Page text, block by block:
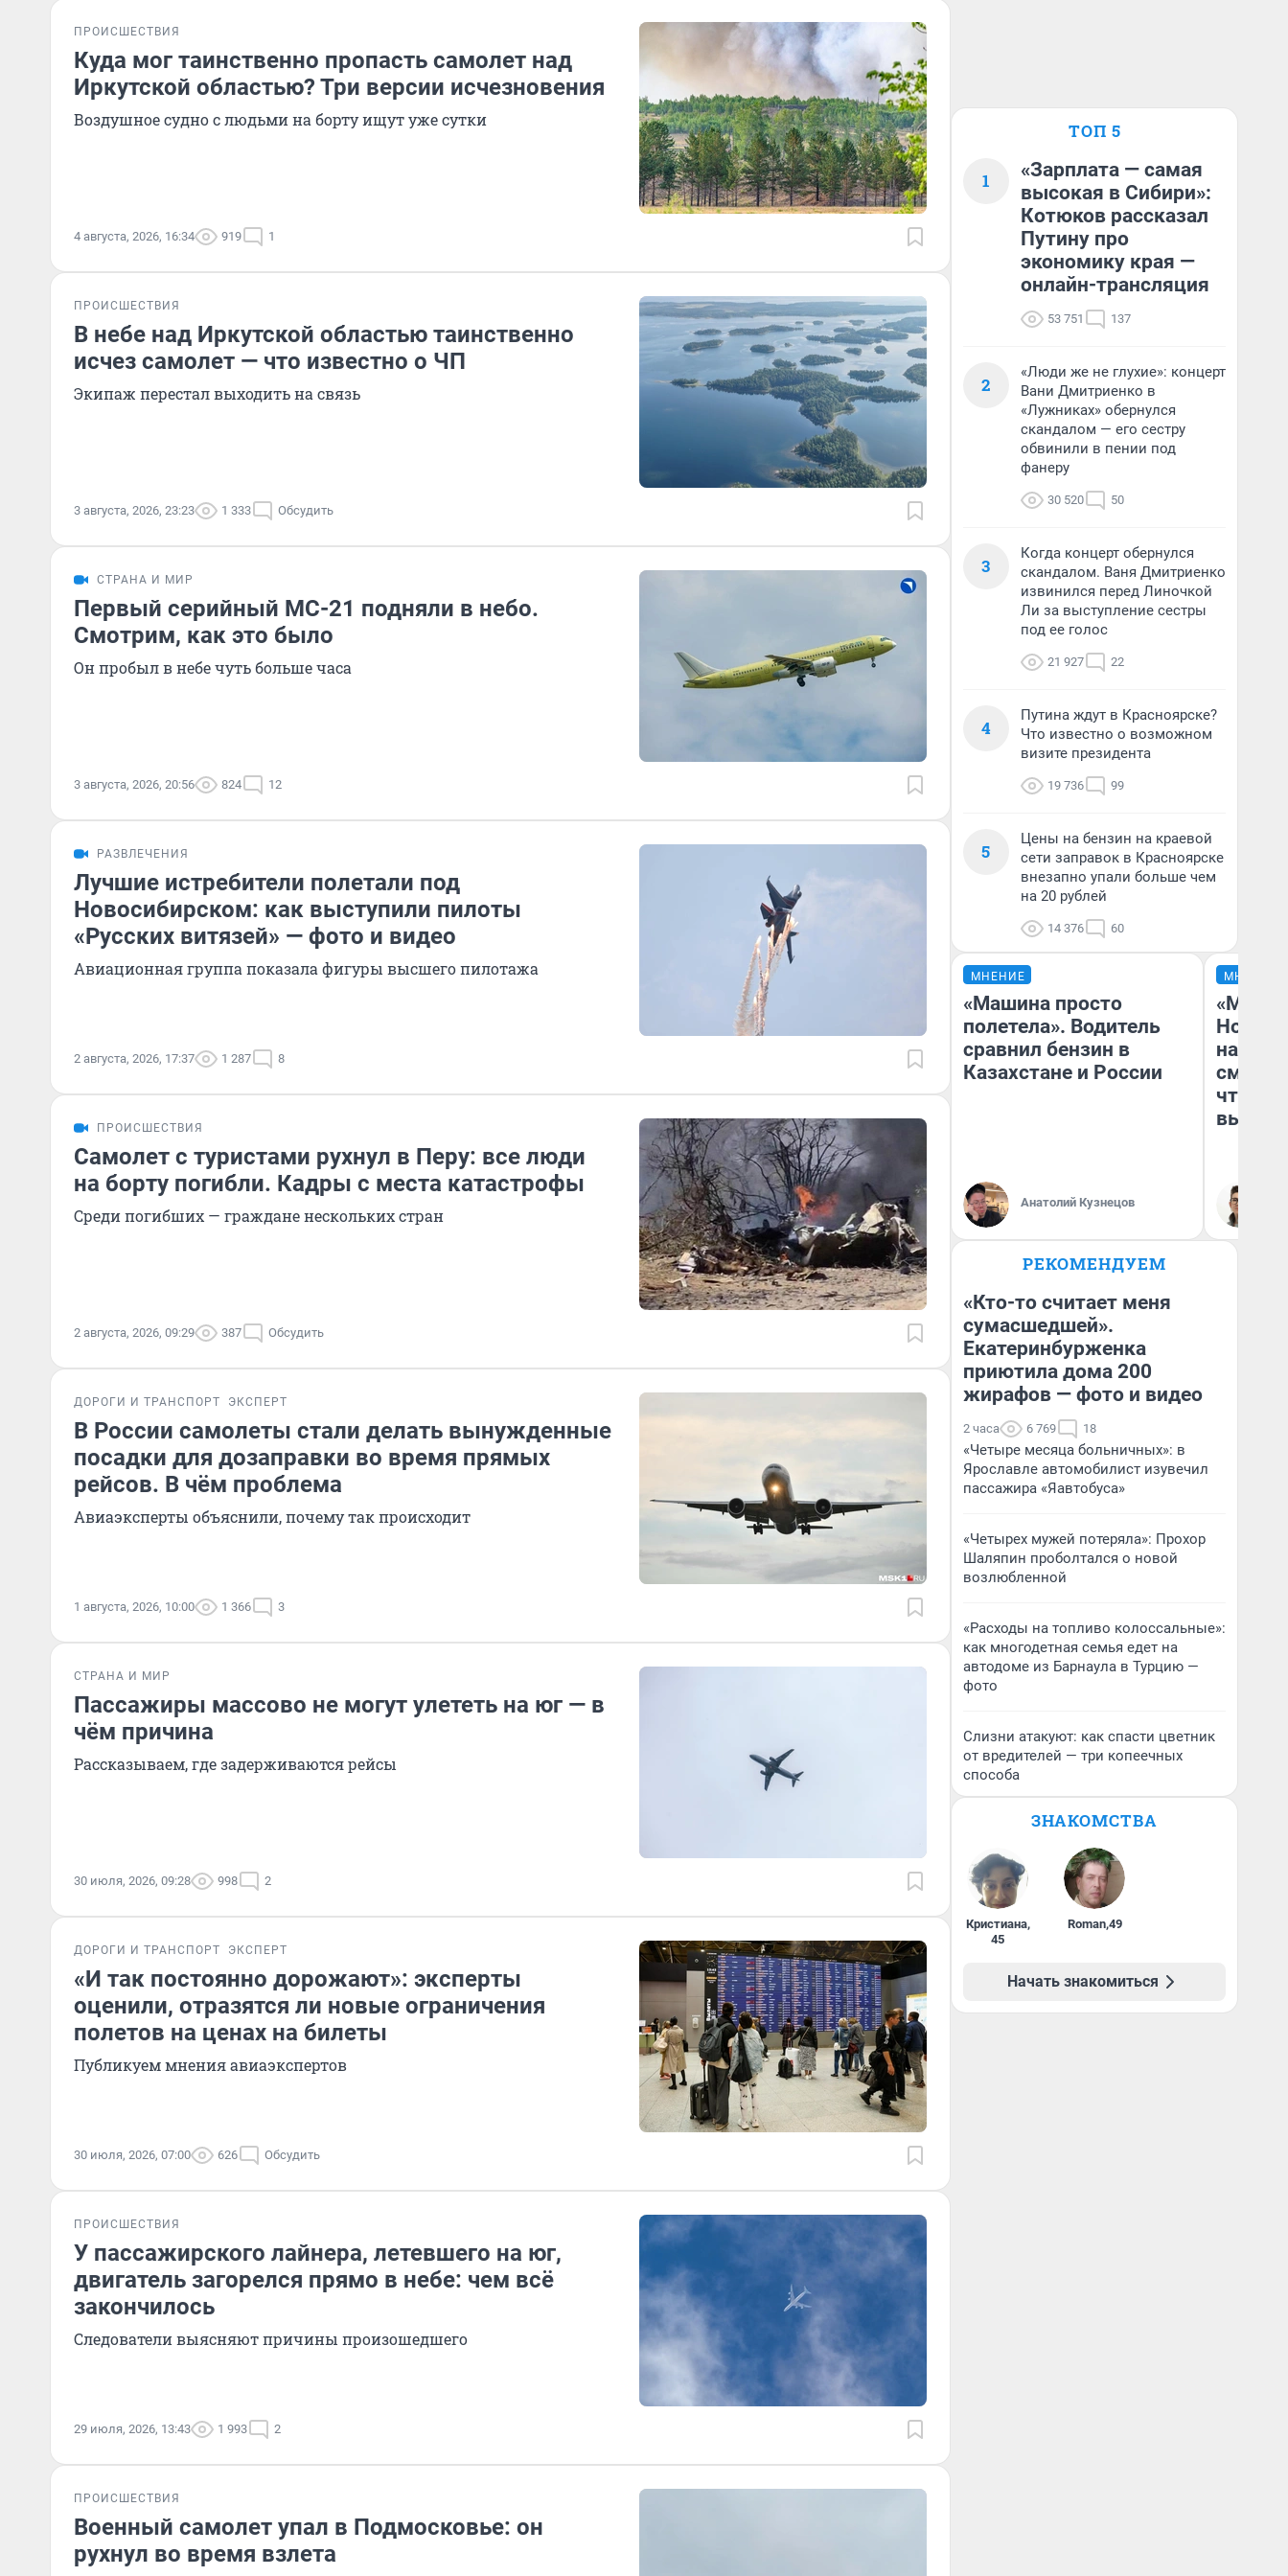
ПРОИСШЕСТВИЯ
Куда мог таинственно пропасть самолет над
Иркутской областью? Три версии исчезновения
Воздушное судно с людьми на борту ищут уже сутки
4 августа, 2026, 16:34 919 1
ПРОИСШЕСТВИЯ
В небе над Иркутской областью таинственно
исчез самолет — что известно о ЧП
Экипаж перестал выходить на связь
3 августа, 2026, 23:23 1 333 Обсудить
СТРАНА И МИР
Первый серийный МС-21 подняли в небо.
Смотрим, как это было
Он пробыл в небе чуть больше часа
3 августа, 2026, 20:56 824 12
РАЗВЛЕЧЕНИЯ
Лучшие истребители полетали под
Новосибирском: как выступили пилоты
«Русских витязей» — фото и видео
Авиационная группа показала фигуры высшего пилотажа
2 августа, 2026, 17:37 1 287 8
ПРОИСШЕСТВИЯ
Самолет с туристами рухнул в Перу: все люди
на борту погибли. Кадры с места катастрофы
Среди погибших — граждане нескольких стран
2 августа, 2026, 09:29 387 Обсудить
ДОРОГИ И ТРАНСПОРТ ЭКСПЕРТ
В России самолеты стали делать вынужденные
посадки для дозаправки во время прямых
рейсов. В чём проблема
Авиаэксперты объяснили, почему так происходит
1 августа, 2026, 10:00 1 366 3
СТРАНА И МИР
Пассажиры массово не могут улететь на юг — в
чём причина
Рассказываем, где задерживаются рейсы
30 июля, 2026, 09:28 998 2
ДОРОГИ И ТРАНСПОРТ ЭКСПЕРТ
«И так постоянно дорожают»: эксперты
оценили, отразятся ли новые ограничения
полетов на ценах на билеты
Публикуем мнения авиаэкспертов
30 июля, 2026, 07:00 626 Обсудить
ПРОИСШЕСТВИЯ
У пассажирского лайнера, летевшего на юг,
двигатель загорелся прямо в небе: чем всё
закончилось
Следователи выясняют причины произошедшего
29 июля, 2026, 13:43 1 993 2
ПРОИСШЕСТВИЯ
Военный самолет упал в Подмосковье: он
рухнул во время взлета
ТОП 5
1
«Зарплата — самая
высокая в Сибири»:
Котюков рассказал
Путину про
экономику края —
онлайн-трансляция
53 751 137
2
«Люди же не глухие»: концерт
Вани Дмитриенко в
«Лужниках» обернулся
скандалом — его сестру
обвинили в пении под
фанеру
30 520 50
3
Когда концерт обернулся
скандалом. Ваня Дмитриенко
извинился перед Линочкой
Ли за выступление сестры
под ее голос
21 927 22
4
Путина ждут в Красноярске?
Что известно о возможном
визите президента
19 736 99
5
Цены на бензин на краевой
сети заправок в Красноярске
внезапно упали больше чем
на 20 рублей
14 376 60
МНЕНИЕ
«Машина просто
полетела». Водитель
сравнил бензин в
Казахстане и России
Анатолий Кузнецов
МНЕНИЕ
«Мы
чтобы
РЕКОМЕНДУЕМ
«Кто-то считает меня
сумасшедшей».
Екатеринбурженка
приютила дома 200
жирафов — фото и видео
2 часа 6 769 18
«Четыре месяца больничных»: в
Ярославле автомобилист изувечил
пассажира «Яавтобуса»
«Четырех мужей потеряла»: Прохор
Шаляпин проболтался о новой
возлюбленной
«Расходы на топливо колоссальные»:
как многодетная семья едет на
автодоме из Барнаула в Турцию —
фото
Слизни атакуют: как спасти цветник
от вредителей — три копеечных
способа
ЗНАКОМСТВА
Кристиана,
45
Roman,49
Начать знакомиться